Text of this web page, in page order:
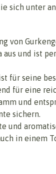
sich unter
von
und ist
für seine
für eine
und
sichern.
und
in einem